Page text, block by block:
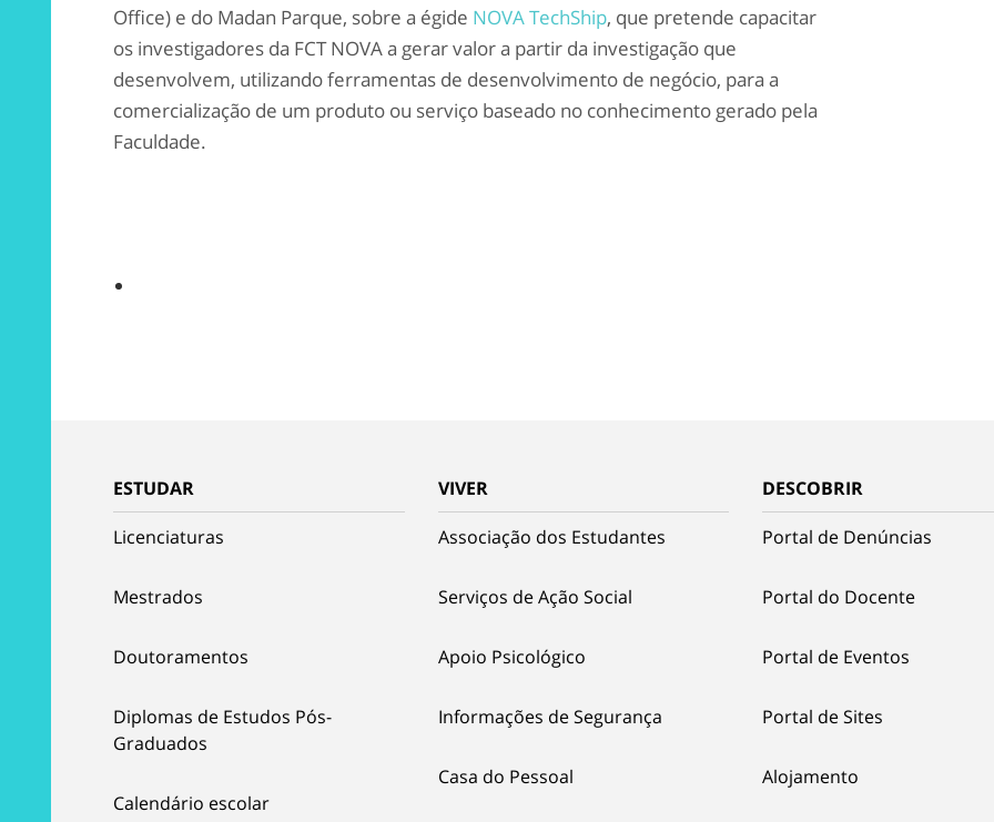
Office) e do Madan Parque, sobre a égide NOVA TechShip, que pretende capacitar
os investigadores da FCT NOVA a gerar valor a partir da investigação que
desenvolvem, utilizando ferramentas de desenvolvimento de negócio, para a
comercialização de um produto ou serviço baseado no conhecimento gerado pela
Faculdade.
ESTUDAR
Licenciaturas
Mestrados
Doutoramentos
Diplomas de Estudos Pós-
Graduados
Calendário escolar
VIVER
Associação dos Estudantes
Serviços de Ação Social
Apoio Psicológico
Informações de Segurança
Casa do Pessoal
DESCOBRIR
Portal de Denúncias
Portal do Docente
Portal de Eventos
Portal de Sites
Alojamento